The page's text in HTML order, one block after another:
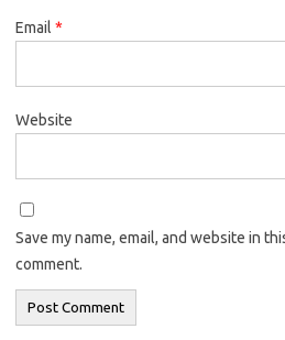
Email *
Website
Save my name, email, and website in
comment.